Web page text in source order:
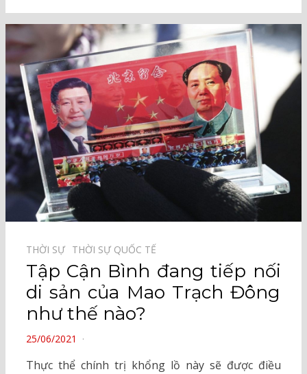
THỜI SỰ⠀ THỜI SỰ QUỐC TẾ⠀
Tập Cận Bình đang tiếp nối
di sản của Mao Trạch Đông
như thế nào?
POSTED
25/06/2021
Thực thể chính trị khổng lồ này sẽ được điều